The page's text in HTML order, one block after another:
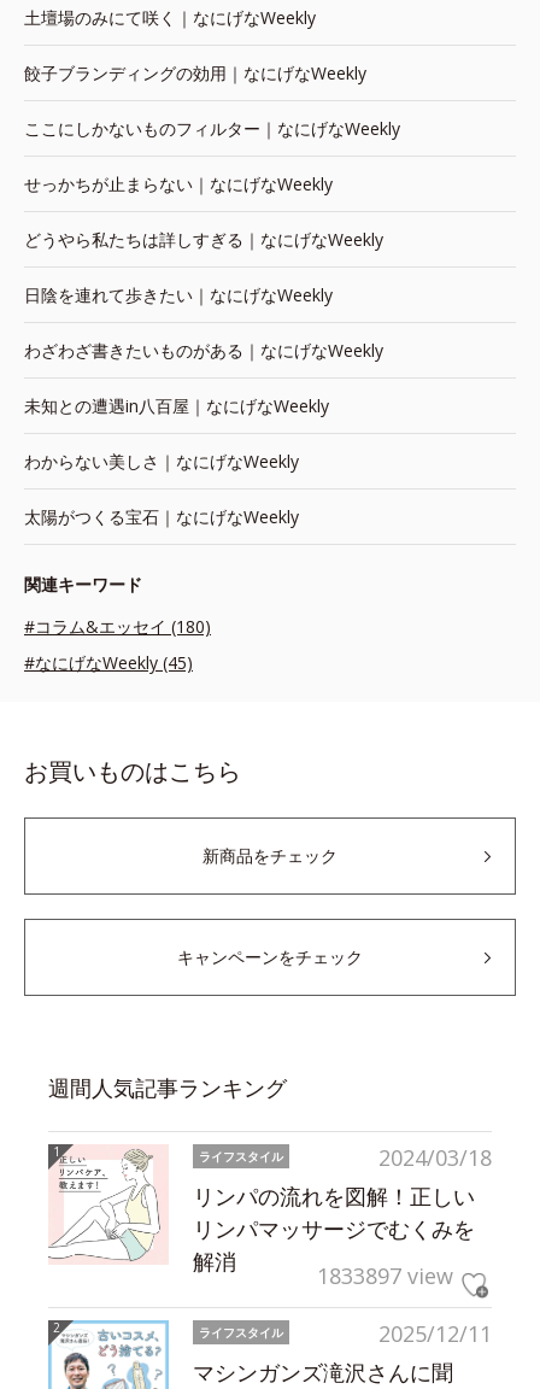
土壇場のみにて咲く｜なにげなWeekly
餃子ブランディングの効用｜なにげなWeekly
ここにしかないものフィルター｜なにげなWeekly
せっかちが止まらない｜なにげなWeekly
どうやら私たちは詳しすぎる｜なにげなWeekly
日陰を連れて歩きたい｜なにげなWeekly
わざわざ書きたいものがある｜なにげなWeekly
未知との遭遇in八百屋｜なにげなWeekly
わからない美しさ｜なにげなWeekly
太陽がつくる宝石｜なにげなWeekly
関連キーワード
#コラム&エッセイ (180)
#なにげなWeekly (45)
お買いものはこちら
新商品をチェック
キャンペーンをチェック
週間人気記事ランキング
2024/03/18
ライフスタイル
リンパの流れを図解！正しい
リンパマッサージでむくみを
解消
1833897 view
2025/12/11
ライフスタイル
マシンガンズ滝沢さんに聞